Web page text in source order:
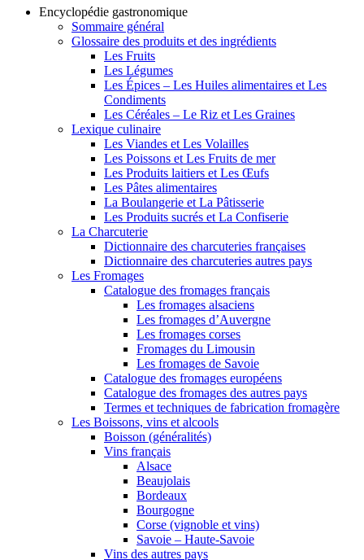
Encyclopédie gastronomique
Sommaire général
Glossaire des produits et des ingrédients
Les Fruits
Les Légumes
Les Épices – Les Huiles alimentaires et Les
Condiments
Les Céréales – Le Riz et Les Graines
Lexique culinaire
Les Viandes et Les Volailles
Les Poissons et Les Fruits de mer
Les Produits laitiers et Les Œufs
Les Pâtes alimentaires
La Boulangerie et La Pâtisserie
Les Produits sucrés et La Confiserie
La Charcuterie
Dictionnaire des charcuteries françaises
Dictionnaire des charcuteries autres pays
Les Fromages
Catalogue des fromages français
Les fromages alsaciens
Les fromages d’Auvergne
Les fromages corses
Fromages du Limousin
Les fromages de Savoie
Catalogue des fromages européens
Catalogue des fromages des autres pays
Termes et techniques de fabrication fromagère
Les Boissons, vins et alcools
Boisson (généralités)
Vins français
Alsace
Beaujolais
Bordeaux
Bourgogne
Corse (vignoble et vins)
Savoie – Haute-Savoie
Vins des autres pays